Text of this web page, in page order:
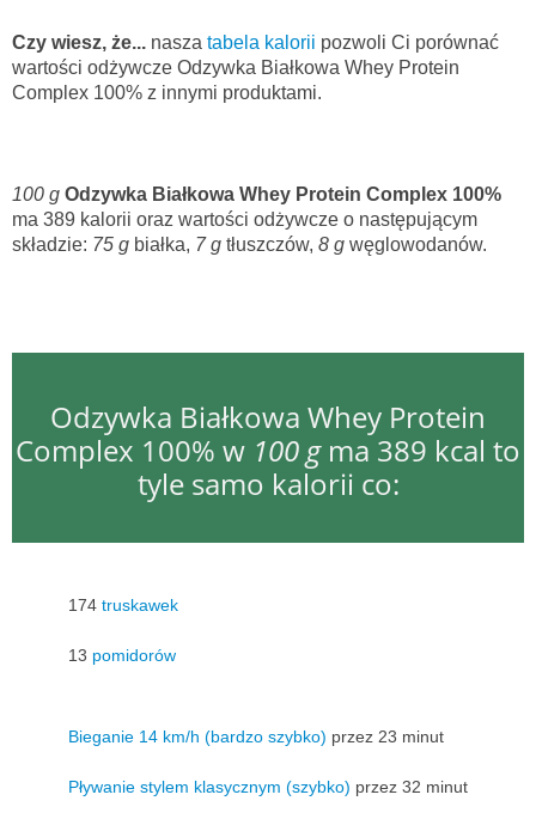
Czy wiesz, że... nasza tabela kalorii pozwoli Ci porównać
wartości odżywcze Odzywka Białkowa Whey Protein
Complex 100% z innymi produktami.
100 g Odzywka Białkowa Whey Protein Complex 100%
ma 389 kalorii oraz wartości odżywcze o następującym
składzie: 75 g białka, 7 g tłuszczów, 8 g węglowodanów.
Odzywka Białkowa Whey Protein
Complex 100% w 100 gma 389 kcal to
tyle samo kalorii co:
174 truskawek
13 pomidorów
Bieganie 14 km/h (bardzo szybko) przez 23 minut
Pływanie stylem klasycznym (szybko) przez 32 minut